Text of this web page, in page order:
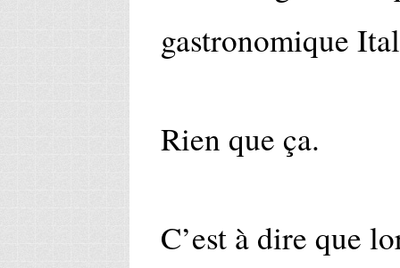
gastronomique
Rien que ça.
C’est à dire que